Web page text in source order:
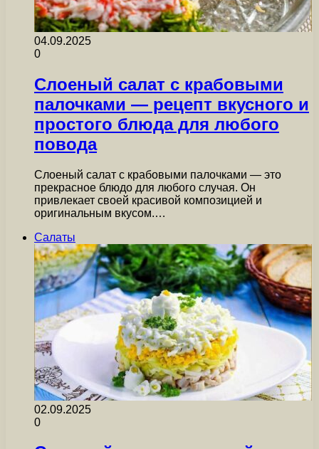
04.09.2025
0
Слоеный салат с крабовыми
палочками — рецепт вкусного и
простого блюда для любого
повода
Слоеный салат с крабовыми палочками — это
прекрасное блюдо для любого случая. Он
привлекает своей красивой композицией и
оригинальным вкусом.…
Салаты
02.09.2025
0